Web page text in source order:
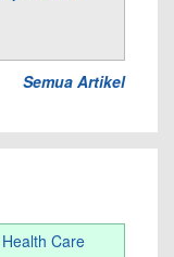
Semua Artikel
Care